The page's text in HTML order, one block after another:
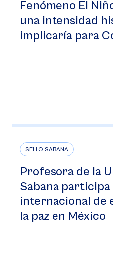
Fenómeno El
una intensidad
implicaría para
SELLO SABANA
Profesora de la
Sabana
internacional de
la paz en México